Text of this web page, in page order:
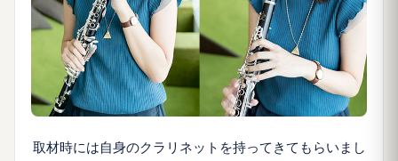
取材時には自身のクラリネットを持ってきてもらいまし